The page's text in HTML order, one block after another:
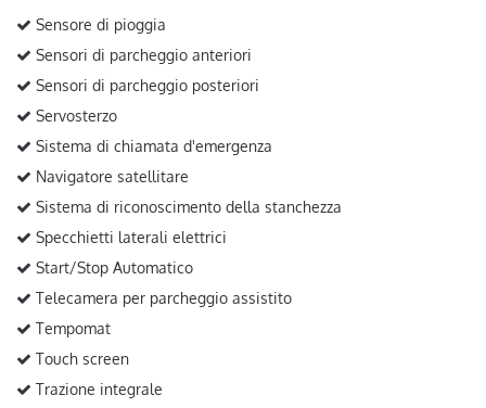
Sensore di pioggia
Sensori di parcheggio anteriori
Sensori di parcheggio posteriori
Servosterzo
Sistema di chiamata d'emergenza
Navigatore satellitare
Sistema di riconoscimento della stanchezza
Specchietti laterali elettrici
Start/Stop Automatico
Telecamera per parcheggio assistito
Tempomat
Touch screen
Trazione integrale